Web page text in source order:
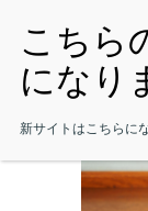
新サイトはこちらに